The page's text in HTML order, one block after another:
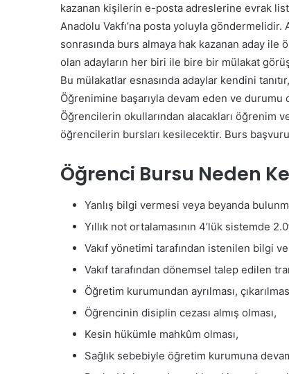
kazanan kişilerin e-posta adreslerine evrak
Anadolu Vakfı’na posta yoluyla göndermelidir.
sonrasında burs almaya hak kazanan aday ile
olan adayların her biri ile bire bir mülakat
Bu mülakatlar esnasında adaylar kendini
Öğrenimine başarıyla devam eden ve
Öğrencilerin okullarından alacakları öğrenim
öğrencilerin bursları kesilecektir. Burs
Öğrenci Bursu Neden
Yanlış bilgi vermesi veya beyanda
Yıllık not ortalamasının 4’lük sistemde
Vakıf yönetimi tarafından istenilen bilgi
Vakıf tarafından dönemsel talep edilen
Öğretim kurumundan ayrılması,
Öğrencinin disiplin cezası almış olması,
Kesin hükümle mahkûm olması,
Sağlık sebebiyle öğretim kurumuna